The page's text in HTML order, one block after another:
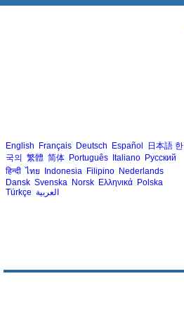
English Français Deutsch Español 日本語 한
국의 繁體 简体 Português Italiano Русский
हिन्दी ไทย Indonesia Filipino Nederlands
Dansk Svenska Norsk Ελληνικά Polska
Türkçe العربية